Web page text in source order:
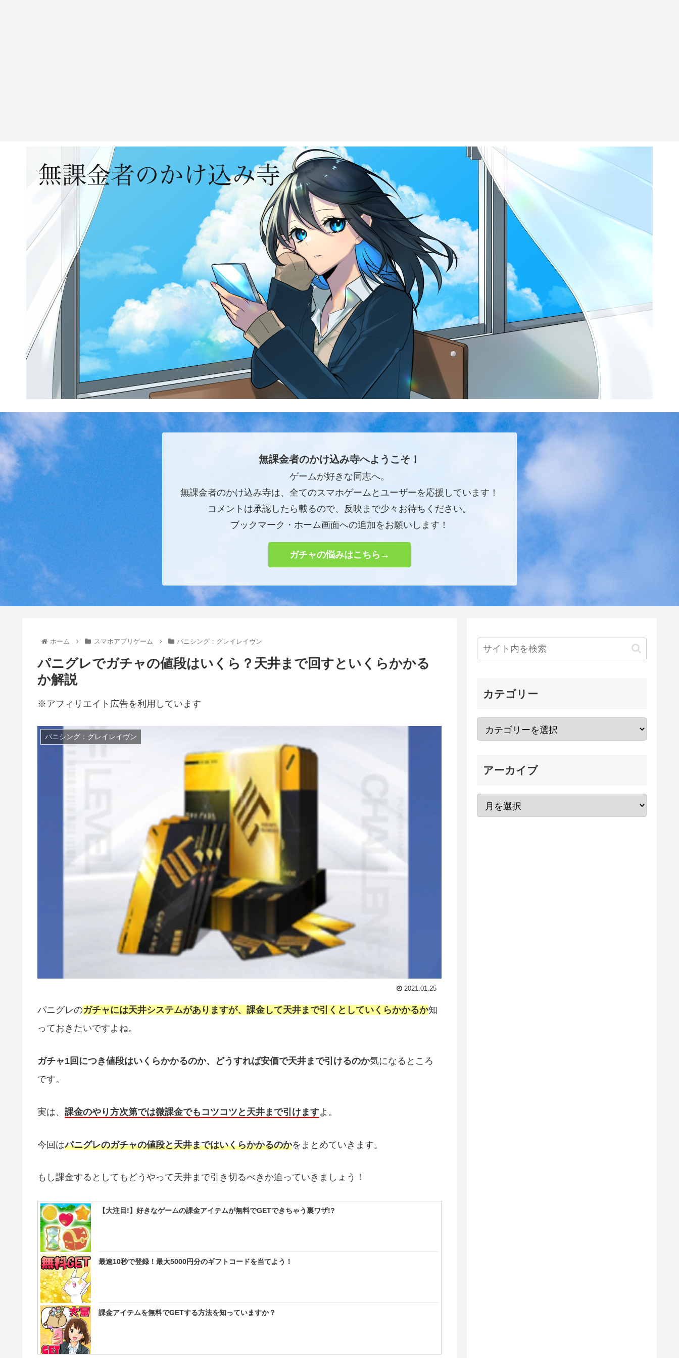
無課金者のかけ込み寺へようこそ！
ゲームが好きな同志へ。
無課金者のかけ込み寺は、全てのスマホゲームとユーザーを応援しています！
コメントは承認したら載るので、反映まで少々お待ちください。
ブックマーク・ホーム画面への追加をお願いします！
ガチャの悩みはこちら→
ホーム スマホアプリゲーム パニシング：グレイレイヴン
パニグレでガチャの値段はいくら？天井まで回すといくらかかる
か解説
※アフィリエイト広告を利用しています
パニシング：グレイレイヴン
2021.01.25
パニグレのガチャには天井システムがありますが、課金して天井まで引くとしていくらかかるか知
っておきたいですよね。
ガチャ1回につき値段はいくらかかるのか、どうすれば安価で天井まで引けるのか気になるところ
です。
実は、 課金のやり方次第では微課金でもコツコツと天井まで引けますよ。
今回はパニグレのガチャの値段と天井まではいくらかかるのかをまとめていきます。
もし課金するとしてもどうやって天井まで引き切るべきか迫っていきましょう！
【大注目!】好きなゲームの課金アイテムが無料でGETできちゃう裏ワザ!?
最速10秒で登録！最大5000円分のギフトコードを当てよう！
課金アイテムを無料でGETする方法を知っていますか？
カテゴリー
アーカイブ